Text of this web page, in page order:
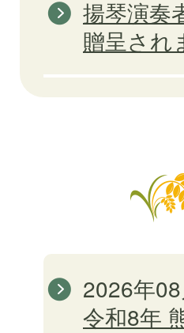
揚琴演奏
贈呈され
2026年
令和8年